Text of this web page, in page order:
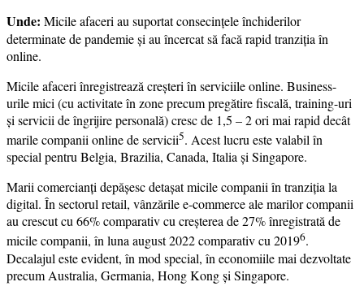
Unde: Micile afaceri au suportat consecințele închiderilor
determinate de pandemie și au încercat să facă rapid tranziția în
online.
Micile afaceri înregistrează creșteri în serviciile online. Business-
urile mici (cu activitate în zone precum pregătire fiscală, training-uri
și servicii de îngrijire personală) cresc de 1,5 – 2 ori mai rapid decât
marile companii online de servicii5. Acest lucru este valabil în
special pentru Belgia, Brazilia, Canada, Italia și Singapore.
Marii comercianți depășesc detașat micile companii în tranziția la
digital. În sectorul retail, vânzările e-commerce ale marilor companii
au crescut cu 66% comparativ cu creșterea de 27% înregistrată de
micile companii, în luna august 2022 comparativ cu 20196.
Decalajul este evident, în mod special, în economiile mai dezvoltate
precum Australia, Germania, Hong Kong și Singapore.